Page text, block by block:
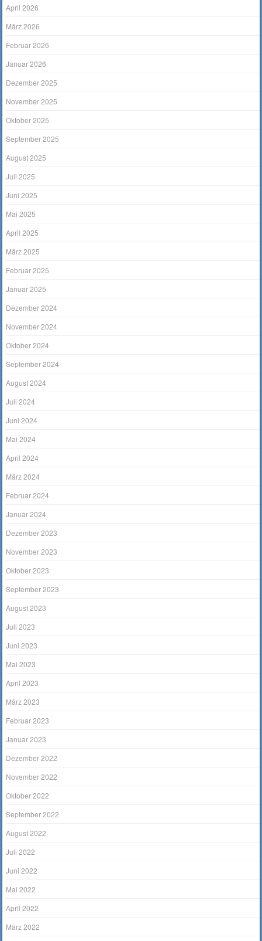
April 2026
März 2026
Februar 2026
Januar 2026
Dezember 2025
November 2025
Oktober 2025
September 2025
August 2025
Juli 2025
Juni 2025
Mai 2025
April 2025
März 2025
Februar 2025
Januar 2025
Dezember 2024
November 2024
Oktober 2024
September 2024
August 2024
Juli 2024
Juni 2024
Mai 2024
April 2024
März 2024
Februar 2024
Januar 2024
Dezember 2023
November 2023
Oktober 2023
September 2023
August 2023
Juli 2023
Juni 2023
Mai 2023
April 2023
März 2023
Februar 2023
Januar 2023
Dezember 2022
November 2022
Oktober 2022
September 2022
August 2022
Juli 2022
Juni 2022
Mai 2022
April 2022
März 2022